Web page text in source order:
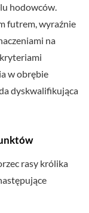
hodowców.
futrem, wyraźnie
na
kryteriami
w obrębie
dyskwalifikująca
rasy królika